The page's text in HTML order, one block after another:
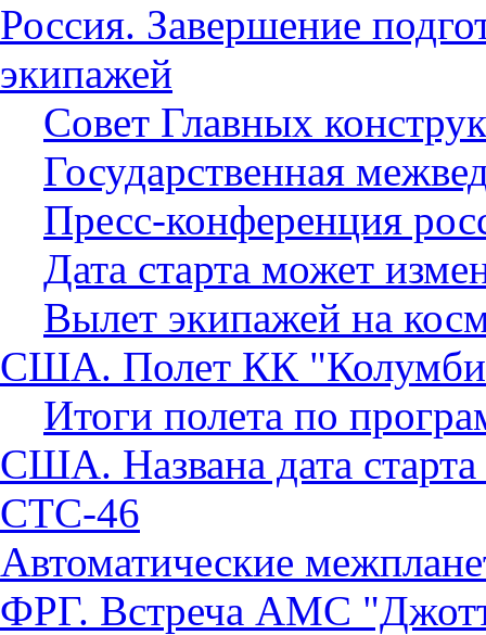
Россия. Завершение
экипажей
Совет Главных
Государственная
Пресс-конференция
Дата старта может
Вылет экипажей на
США. Полет КК
Итоги полета по
США. Названа дата
СТС-46
Автоматические
ФРГ. Встреча АМС